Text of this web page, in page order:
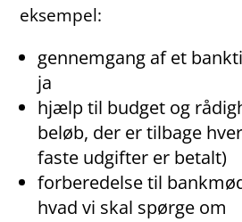
eksempel:
gennemgang af et
ja
hjælp til budget og
beløb, der er tilbage
faste udgifter er betalt)
forberedelse til
hvad vi skal spørge om